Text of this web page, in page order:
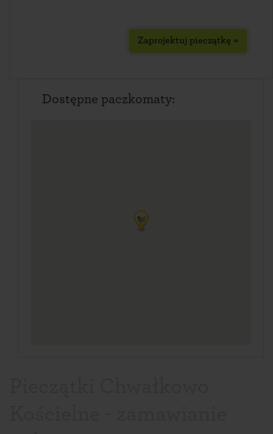
Zaprojektuj pieczątkę »
Dostępne paczkomaty: